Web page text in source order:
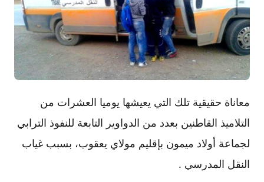
معاناة حقيقية تلك التي يعيشها يوميا العشرات من
التلاميذ القاطنين بعدد من الدواوير التابعة للنفوذ الترابي
لجماعة أولاد ميمون بإقليم مولاي يعقوب، بسبب غياب
النقل المدرسي .